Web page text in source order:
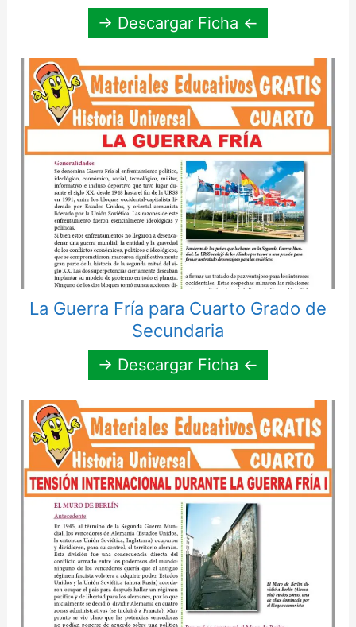
→ Descargar Ficha ←
La Guerra Fría para Cuarto Grado de
Secundaria
→ Descargar Ficha ←